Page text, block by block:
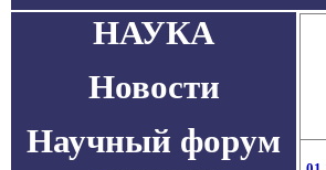
НАУКА
Новости
Научный форум